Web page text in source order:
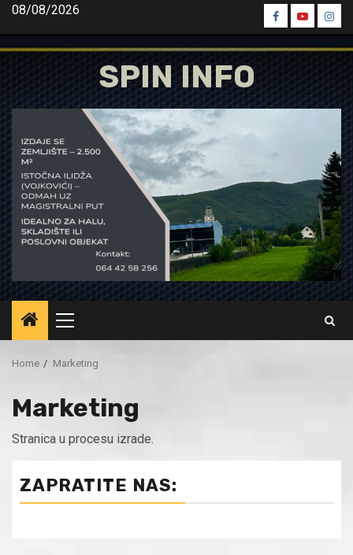
Skip
content
08/08/2026
Spin
Facebook
Spin
Youtube
Spin
SPIN INFO
Primary
Menu
Home Marketing
Marketing
Stranica u procesu izrade.
ZAPRATITE NAS: